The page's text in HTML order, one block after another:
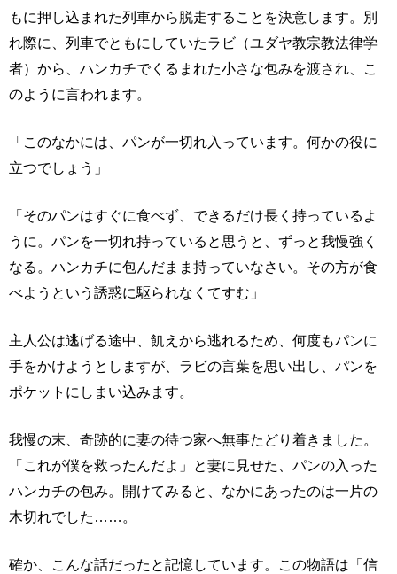
もに押し込まれた列車から脱走することを決意します。別
れ際に、列車でともにしていたラビ（ユダヤ教宗教法律学
者）から、ハンカチでくるまれた小さな包みを渡され、こ
のように言われます。
「このなかには、パンが一切れ入っています。何かの役に
立つでしょう」
「そのパンはすぐに食べず、できるだけ長く持っているよ
うに。パンを一切れ持っていると思うと、ずっと我慢強く
なる。ハンカチに包んだまま持っていなさい。その方が食
べようという誘惑に駆られなくてすむ」
主人公は逃げる途中、飢えから逃れるため、何度もパンに
手をかけようとしますが、ラビの言葉を思い出し、パンを
ポケットにしまい込みます。
我慢の末、奇跡的に妻の待つ家へ無事たどり着きました。
「これが僕を救ったんだよ」と妻に見せた、パンの入った
ハンカチの包み。開けてみると、なかにあったのは一片の
木切れでした……。
確か、こんな話だったと記憶しています。この物語は「信